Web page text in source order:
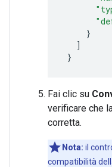
}
]
}
Fai clic su
verificare che
corretta.
Nota: il
compatibilità